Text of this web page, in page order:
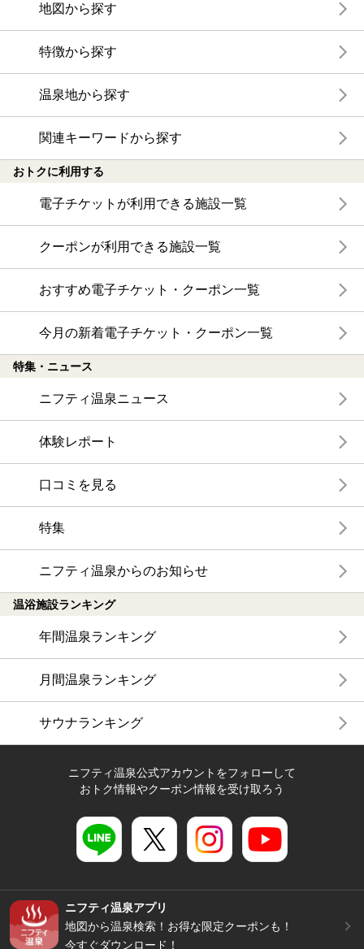
地図から探す
特徴から探す
温泉地から探す
関連キーワードから探す
おトクに利用する
電子チケットが利用できる施設一覧
クーポンが利用できる施設一覧
おすすめ電子チケット・クーポン一覧
今月の新着電子チケット・クーポン一覧
特集・ニュース
ニフティ温泉ニュース
体験レポート
口コミを見る
特集
ニフティ温泉からのお知らせ
温浴施設ランキング
年間温泉ランキング
月間温泉ランキング
サウナランキング
ニフティ温泉公式アカウントをフォローして
おトク情報やクーポン情報を受け取ろう
ニフティ温泉アプリ
地図から温泉検索！お得な限定クーポンも！
今すぐダウンロード！